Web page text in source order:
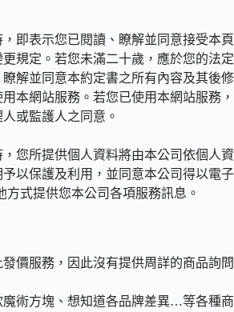
即表示您已閱讀、瞭解並同意接受本頁
規定。若您未滿二十歲，應於您的法定
解並同意本約定書之所有內容及其後修
本網站服務。若您已使用本網站服務，
或監護人之同意。
您所提供個⼈資料將由本公司依個⼈資
以保護及利⽤，並同意本公司得以電⼦
式提供您本公司各項服務訊息。
價服務，因此沒有提供周詳的商品詢問
術方塊、想知道各品牌差異…等各種商